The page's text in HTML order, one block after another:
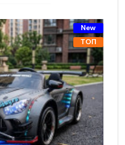
New
ТОП